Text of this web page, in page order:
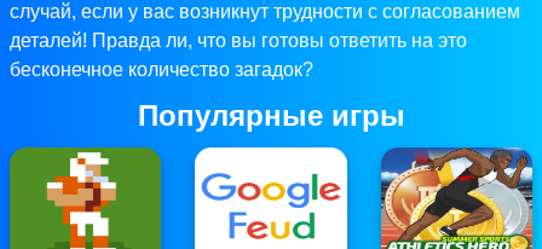
случай, если у вас возникнут трудности с согласованием
деталей! Правда ли, что вы готовы ответить на это
бесконечное количество загадок?
Популярные игры